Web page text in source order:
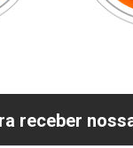
receber